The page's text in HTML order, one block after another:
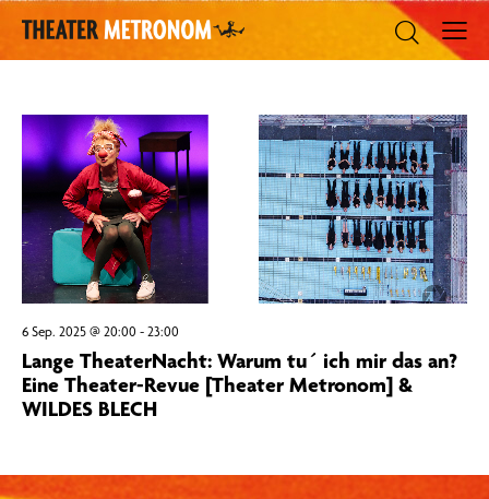
6 Sep. 2025 @ 20:00 - 23:00
Lange TheaterNacht: Warum tu´ ich mir das an?
Eine Theater-Revue [Theater Metronom] &
WILDES BLECH